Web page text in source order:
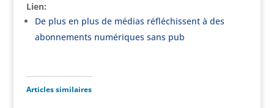
Lien:
De plus en plus de médias réfléchissent à des
abonnements numériques sans pub
Articles similaires